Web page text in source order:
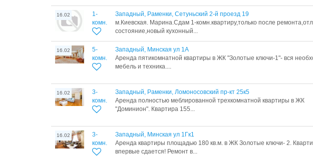
16.02
1-
комн.
Западный, Раменки, Сетуньский 2-й проезд 19
м.Киевская. Марина.Сдам 1-комн.квартиру,только после
состояние,новый кухонный...
16.02
5-
комн.
Западный, Минская ул 1А
Аренда пятикомнатной квартиры в ЖК "Золотые ключи-1"- вся
мебель и техника....
16.02
3-
комн.
Западный, Раменки, Ломоносовский пр-кт 25к5
Аренда полностью меблированной трехкомнатной квартиры в ЖК
"Доминион". Квартира 155...
16.02
3-
комн.
Западный, Минская ул 1Гк1
Аренда квартиры площадью 180 кв.м. в ЖК Золотые ключи- 2.
впервые сдается! Ремонт в...